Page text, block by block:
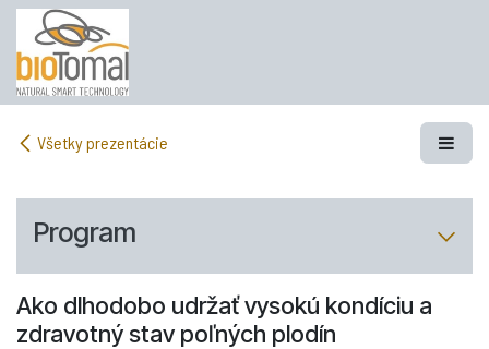
Skip to Content
Všetky prezentácie
Program
Ako dlhodobo udržať vysokú kondíciu a
zdravotný stav poľných plodín